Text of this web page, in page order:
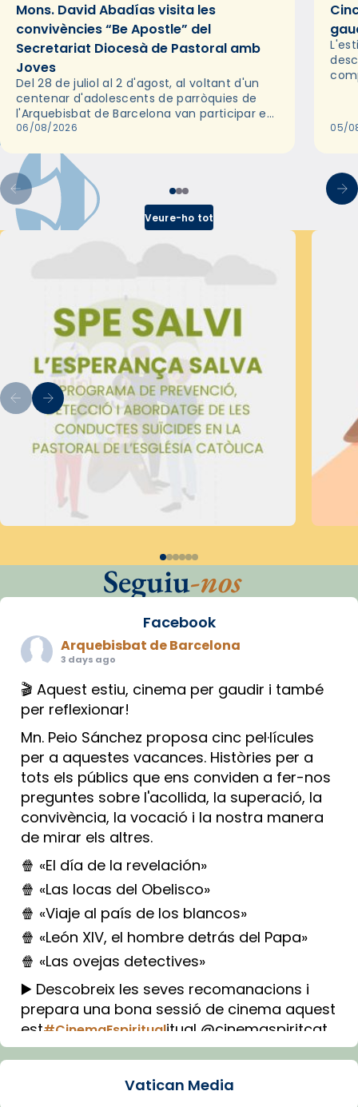
Mons. David Abadías visita les
convivències “Be Apostle” del
Secretariat Diocesà de Pastoral amb
Joves
Del 28 de juliol al 2 d'agost, al voltant d'un
centenar d'adolescents de parròquies de
l'Arquebisbat de Barcelona van participar en
les convivències Be Apostle, organitzades
06/08/2026 05/
Veure-ho tot
Seguiu-nos
Facebook
Arquebisbat de Barcelona
3 days ago
🎬 Aquest estiu, cinema per gaudir i també
per reflexionar!
Mn. Peio Sánchez proposa cinc pel·lícules
per a aquestes vacances. Històries per a
tots els públics que ens conviden a fer-nos
preguntes sobre l'acollida, la superació, la
convivència, la vocació i la nostra manera
de mirar els altres.
🍿 «El día de la revelación»
🍿 «Las locas del Obelisco»
🍿 «Viaje al país de los blancos»
🍿 «León XIV, el hombre detrás del Papa»
🍿 «Las ovejas detectives»
▶️ Descobreix les seves recomanacions i
prepara una bona sessió de cinema aquest
est#CinemaEspiritualitual @cinemaspiritcat
Imatge: Generada amb IA (OpenAI)
Vatican Media